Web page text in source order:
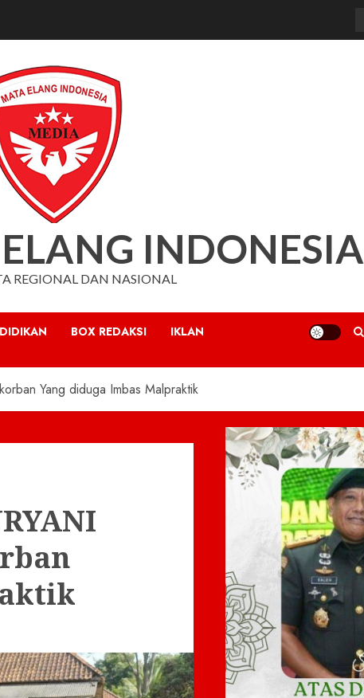
INDONESIA
REGIONAL DAN NASIONAL
BOX REDAKSI IKLAN
Yang diduga Imbas Malpraktik